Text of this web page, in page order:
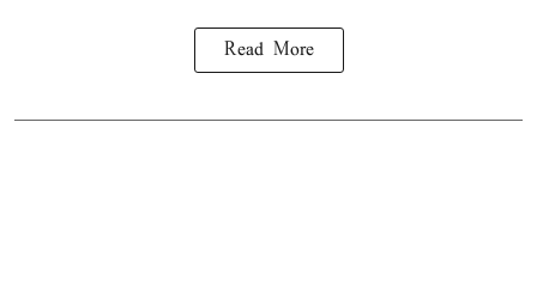
Read More